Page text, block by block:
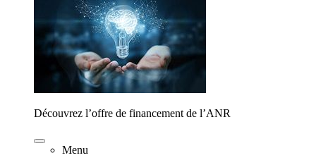
Découvrez l’offre de financement de l’ANR
Menu